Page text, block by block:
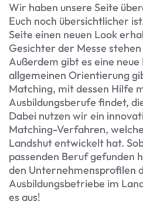
Wir haben unsere Seite
Euch noch übersichtlicher
Seite einen neuen Look
Gesichter der Messe
Außerdem gibt es eine neue
allgemeinen Orientierung
Matching, mit dessen Hilfe
Ausbildungsberufe findet,
Dabei nutzen wir ein
Matching-Verfahren,
Landshut entwickelt hat.
passenden Beruf gefunden
den Unternehmensprofilen
Ausbildungsbetriebe im
es aus!